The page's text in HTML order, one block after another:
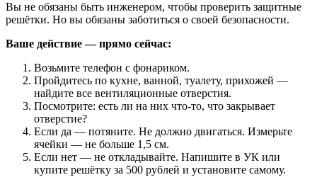
Вы не обязаны быть инженером, чтобы проверить защитные
решётки. Но вы обязаны заботиться о своей безопасности.
Ваше действие — прямо сейчас:
Возьмите телефон с фонариком.
Пройдитесь по кухне, ванной, туалету, прихожей —
найдите все вентиляционные отверстия.
Посмотрите: есть ли на них что-то, что закрывает
отверстие?
Если да — потяните. Не должно двигаться. Измерьте
ячейки — не больше 1,5 см.
Если нет — не откладывайте. Напишите в УК или
купите решётку за 500 рублей и установите самому.